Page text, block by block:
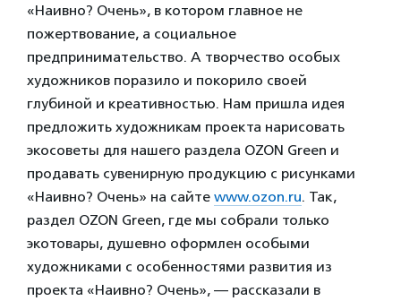
«Наивно? Очень», в котором главное не
пожертвование, а социальное
предпринимательство. А творчество особых
художников поразило и покорило своей
глубиной и креативностью. Нам пришла идея
предложить художникам проекта нарисовать
экосоветы для нашего раздела OZON Green и
продавать сувенирную продукцию с рисунками
«Наивно? Очень» на сайте www.ozon.ru. Так,
раздел OZON Green, где мы собрали только
экотовары, душевно оформлен особыми
художниками с особенностями развития из
проекта «Наивно? Очень», — рассказали в